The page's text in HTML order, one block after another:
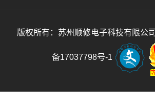
版权所有：苏州顺修电子科技有限公司
备17037798号-1